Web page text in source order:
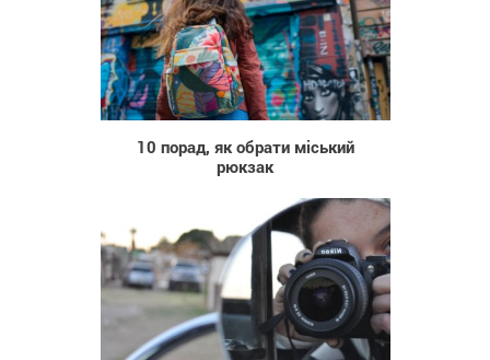
47
10 порад, як обрати міський
рюкзак
1 159